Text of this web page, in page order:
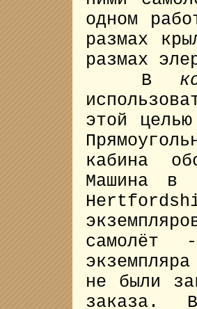
одном
размах
размах
В
этой
кабина
Машина в
самолёт
не были
заказа. В